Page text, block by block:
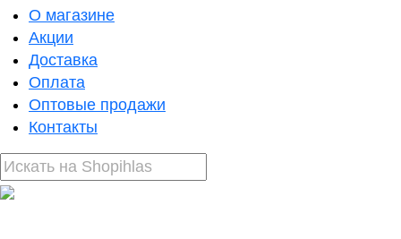
О магазине
Акции
Доставка
Оплата
Оптовые продажи
Контакты